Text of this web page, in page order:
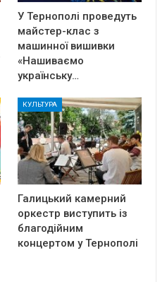
У Тернополі проведуть
майстер-клас з
машинної вишивки
«Нашиваємо
українську…
КУЛЬТУРА
Галицький камерний
оркестр виступить із
благодійним
концертом у Тернополі